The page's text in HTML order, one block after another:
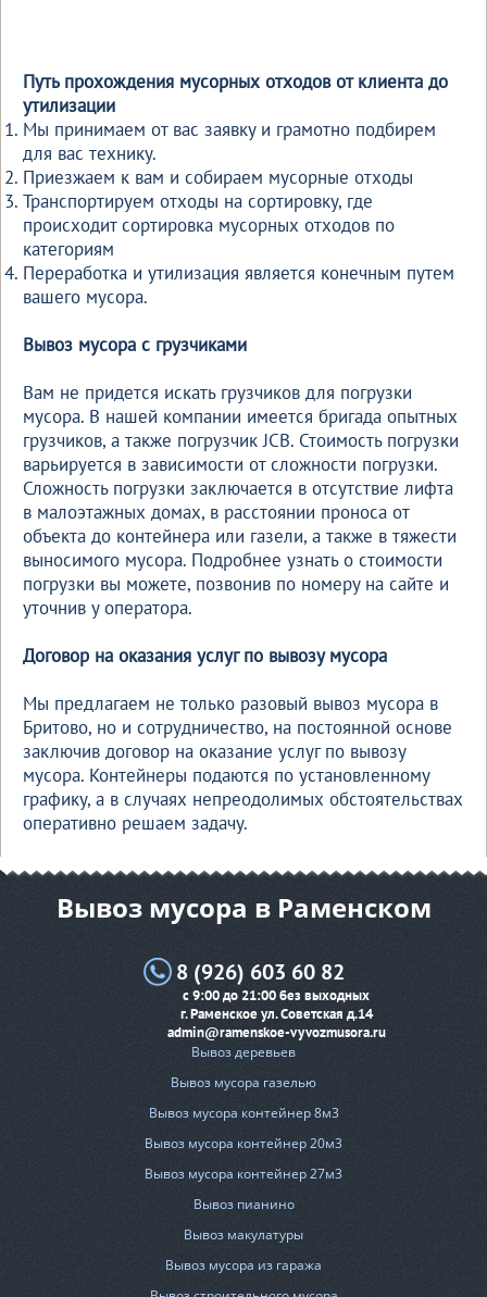
Путь прохождения мусорных отходов от клиента до
утилизации
Мы принимаем от вас заявку и грамотно подбирем
для вас технику.
Приезжаем к вам и собираем мусорные отходы
Транспортируем отходы на сортировку, где
происходит сортировка мусорных отходов по
категориям
Переработка и утилизация является конечным путем
вашего мусора.
Вывоз мусора с грузчиками
Вам не придется искать грузчиков для погрузки
мусора. В нашей компании имеется бригада опытных
грузчиков, а также погрузчик JCB. Стоимость погрузки
варьируется в зависимости от сложности погрузки.
Сложность погрузки заключается в отсутствие лифта
в малоэтажных домах, в расстоянии проноса от
объекта до контейнера или газели, а также в тяжести
выносимого мусора. Подробнее узнать о стоимости
погрузки вы можете, позвонив по номеру на сайте и
уточнив у оператора.
Договор на оказания услуг по вывозу мусора
Мы предлагаем не только разовый вывоз мусора в
Бритово, но и сотрудничество, на постоянной основе
заключив договор на оказание услуг по вывозу
мусора. Контейнеры подаются по установленному
графику, а в случаях непреодолимых обстоятельствах
оперативно решаем задачу.
Вывоз мусора в Раменском
8 (926) 603 60 82
с 9:00 до 21:00 без выходных
г. Раменское ул. Советская д.14
admin@ramenskoe-vyvozmusora.ru
Вывоз деревьев
Вывоз мусора газелью
Вывоз мусора контейнер 8м3
Вывоз мусора контейнер 20м3
Вывоз мусора контейнер 27м3
Вывоз пианино
Вывоз макулатуры
Вывоз мусора из гаража